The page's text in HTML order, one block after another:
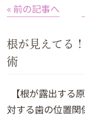
« 前の記事へ
根が見えてる
術
【根が露出する
対する歯の位置関